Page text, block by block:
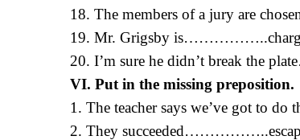
18. The members of a jury are
19. Mr. Grigsby is……………..charge
20. I’m sure he didn’t break the
VI. Put in the missing preposition.
1. The teacher says we’ve got
2. They